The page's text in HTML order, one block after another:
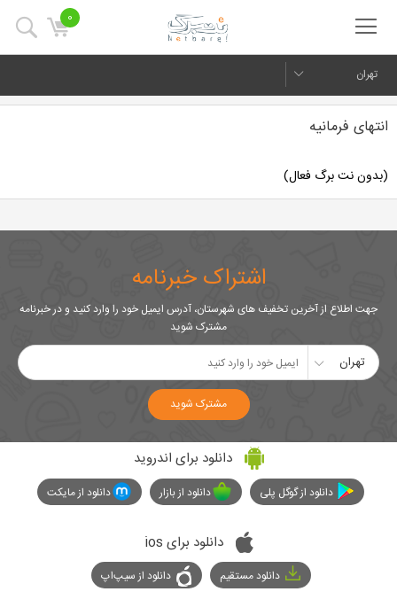
0
تهران
انتهای فرمانیه
(بدون نت برگ فعال)
اشتراک خبرنامه
جهت اطلاع از آخرین تخفیف های شهرستان، آدرس ایمیل خود را وارد کنید و در خبرنامه
مشترک شوید
تهران
مشترک شوید
دانلود برای اندروید
دانلود از گوگل پلی دانلود از بازار دانلود از مایکت
دانلود برای ios
دانلود مستقیم دانلود از سیپ‌اپ